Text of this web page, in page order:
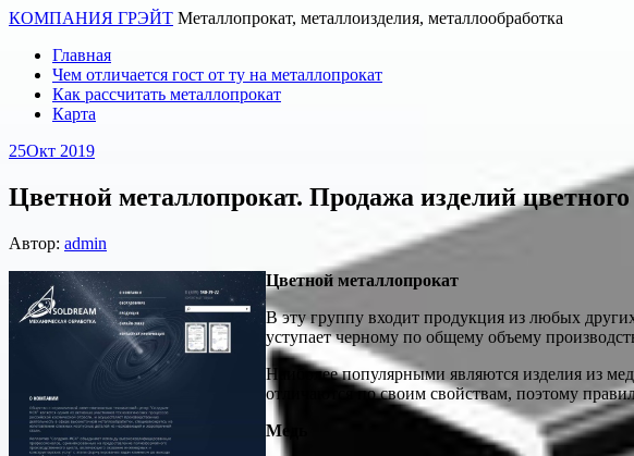
КОМПАНИЯ ГРЭЙТ Металлопрокат, металлоизделия, металлообработка
Главная
Чем отличается гост от ту на металлопрокат
Как рассчитать металлопрокат
Карта
25Окт 2019
Цветной металлопрокат. Продажа изделий
Автор: admin
Цветной металлопрокат
В эту группу входит продукция из любых
уступает черному по общему объему
Наиболее популярными являются изделия из
отличаются по своим свойствам, поэтому
Медь